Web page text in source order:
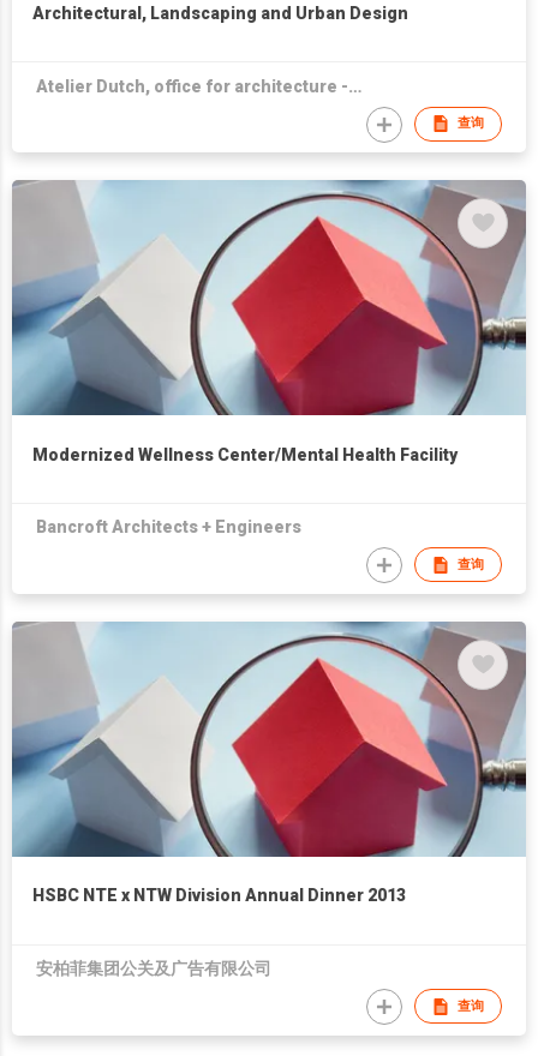
Architectural, Landscaping and Urban Design
Atelier Dutch, office for architecture - urban design - landscape
查询
Modernized Wellness Center/Mental Health Facility
Bancroft Architects + Engineers
查询
HSBC NTE x NTW Division Annual Dinner 2013
安柏菲集团公关及广告有限公司
查询